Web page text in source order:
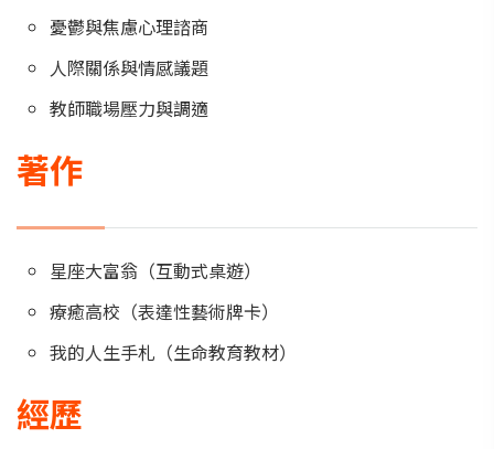
憂鬱與焦慮心理諮商
人際關係與情感議題
教師職場壓力與調適
著作
星座大富翁（互動式桌遊）
療癒高校（表達性藝術牌卡）
我的人生手札（生命教育教材）
經歷